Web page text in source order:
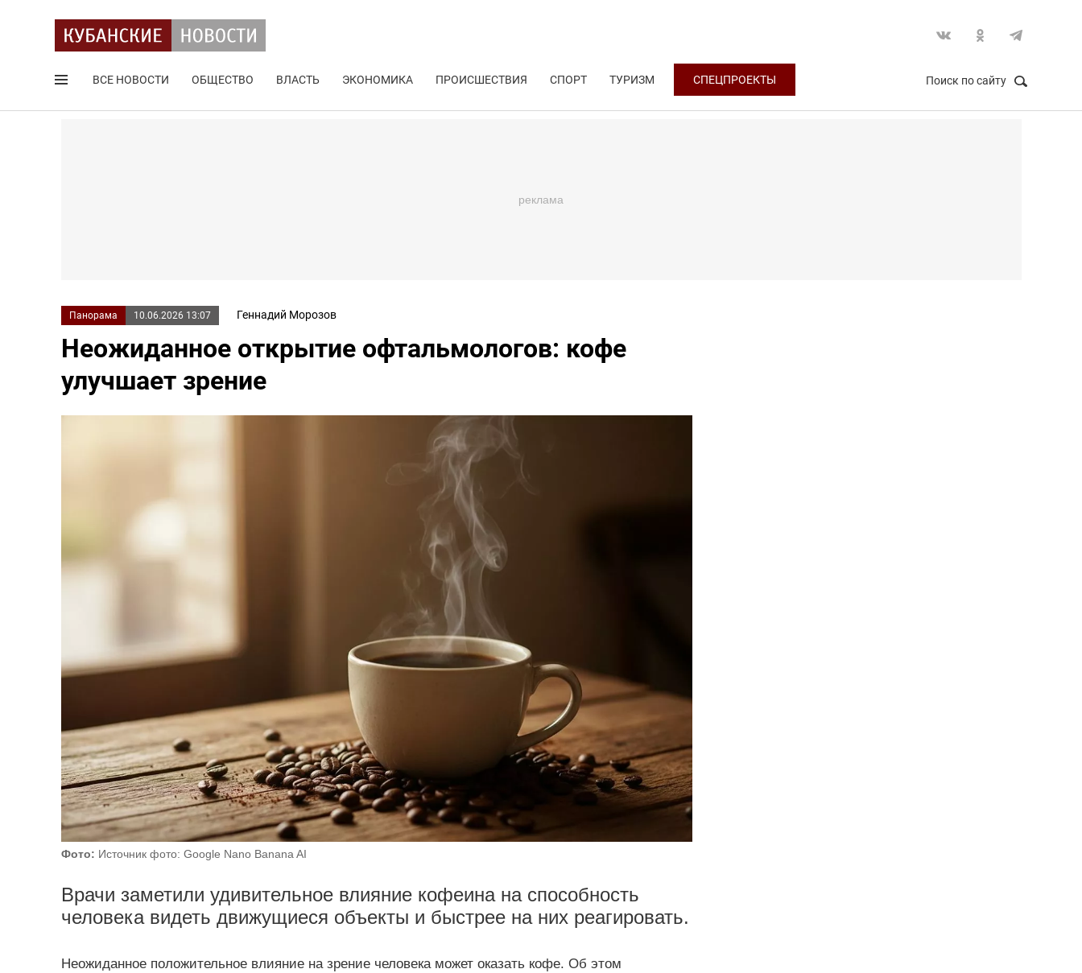
ВСЕ НОВОСТИ ОБЩЕСТВО ВЛАСТЬ ЭКОНОМИКА ПРОИСШЕСТВИЯ СПОРТ ТУРИЗМ СПЕЦПРОЕКТЫ Поиск по сайту
Панорама 10.06.2026 13:07 Геннадий Морозов
Неожиданное открытие офтальмологов: кофе
улучшает зрение
Фото: Источник фото: Google Nano Banana AI
Врачи заметили удивительное влияние кофеина на способность
человека видеть движущиеся объекты и быстрее на них реагировать.
Неожиданное положительное влияние на зрение человека может оказать кофе. Об этом